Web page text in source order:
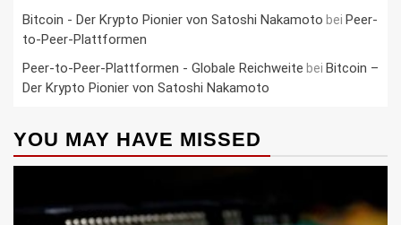
Bitcoin - Der Krypto Pionier von Satoshi Nakamoto bei Peer-
to-Peer-Plattformen
Peer-to-Peer-Plattformen - Globale Reichweite bei Bitcoin –
Der Krypto Pionier von Satoshi Nakamoto
YOU MAY HAVE MISSED